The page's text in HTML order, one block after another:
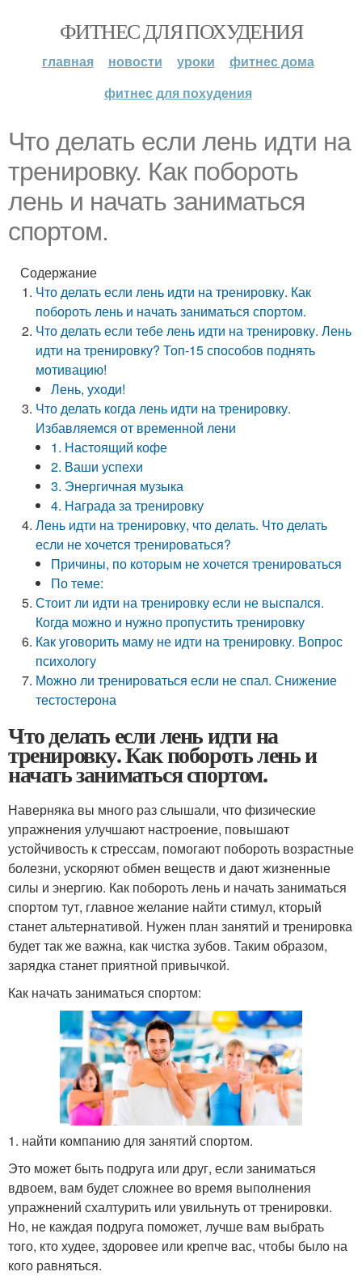
ФИТНЕС ДЛЯ ПОХУДЕНИЯ
главная новости уроки
фитнес дома
фитнес для похудения
Что делать если лень идти на
тренировку. Как побороть
лень и начать заниматься
спортом.
Содержание
Что делать если лень идти на тренировку. Как
побороть лень и начать заниматься спортом.
Что делать если тебе лень идти на тренировку. Лень
идти на тренировку? Топ-15 способов поднять
мотивацию!
Лень, уходи!
Что делать когда лень идти на тренировку.
Избавляемся от временной лени
1. Настоящий кофе
2. Ваши успехи
3. Энергичная музыка
4. Награда за тренировку
Лень идти на тренировку, что делать. Что делать
если не хочется тренироваться?
Причины, по которым не хочется тренироваться
По теме:
Стоит ли идти на тренировку если не выспался.
Когда можно и нужно пропустить тренировку
Как уговорить маму не идти на тренировку. Вопрос
психологу
Можно ли тренироваться если не спал. Снижение
тестостерона
Что делать если лень идти на
тренировку. Как побороть лень и
начать заниматься спортом.
Наверняка вы много раз слышали, что физические
упражнения улучшают настроение, повышают
устойчивость к стрессам, помогают побороть возрастные
болезни, ускоряют обмен веществ и дают жизненные
силы и энергию. Как побороть лень и начать заниматься
спортом тут, главное желание найти стимул, кторый
станет альтернативой. Нужен план занятий и тренировка
будет так же важна, как чистка зубов. Таким образом,
зарядка станет приятной привычкой.
Как начать заниматься спортом:
1. найти компанию для занятий спортом.
Это может быть подруга или друг, если заниматься
вдвоем, вам будет сложнее во время выполнения
упражнений схалтурить или увильнуть от тренировки.
Но, не каждая подруга поможет, лучше вам выбрать
того, кто худее, здоровее или крепче вас, чтобы было на
кого равняться.